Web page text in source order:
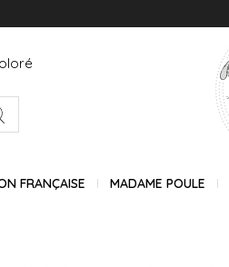
FRANÇAISE MADAME POULE